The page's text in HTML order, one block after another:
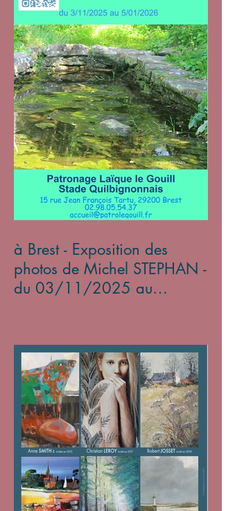
à Brest - Exposition des
photos de Michel STEPHAN -
du 03/11/2025 au